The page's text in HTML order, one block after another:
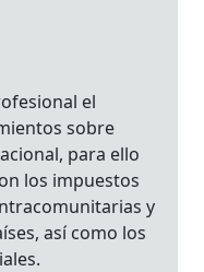
el
sobre
para ello
los impuestos
y
así como los